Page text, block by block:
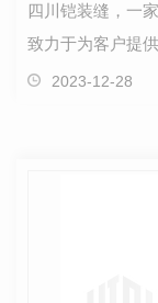
四川铠装缝，一
致力于为客户提
适的..结合。作为
2023-12-28